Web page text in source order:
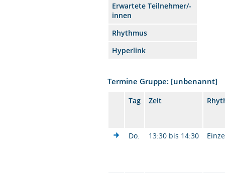
Erwartete Teilnehmer/-
innen
Rhythmus
Hyperlink
Termine Gruppe: [unbenannt]
Tag Zeit
Do. 13:30 bis 14:30